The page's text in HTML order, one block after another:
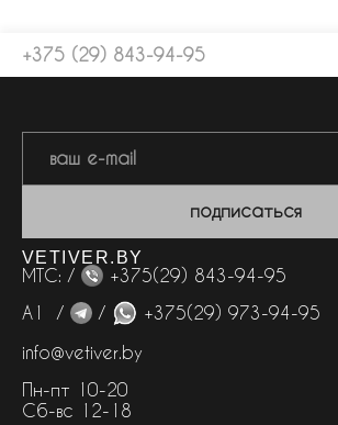
+375 (29) 843-94-95
подписаться
VETIVER.BY
МТС: /
+375(29) 843-94-95
А1 /
/
+375(29) 973-94-95
info@vetiver.by
Пн-пт 10-20
Сб-вс 12-18